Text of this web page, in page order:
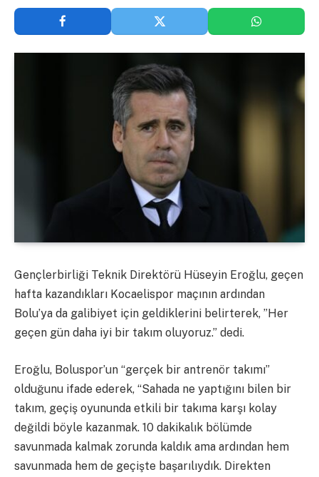
Gençlerbirliği Teknik Direktörü Hüseyin Eroğlu, geçen
hafta kazandıkları Kocaelispor maçının ardından
Bolu’ya da galibiyet için geldiklerini belirterek, ”Her
geçen gün daha iyi bir takım oluyoruz.” dedi.
Eroğlu, Boluspor’un “gerçek bir antrenör takımı”
olduğunu ifade ederek, “Sahada ne yaptığını bilen bir
takım, geçiş oyununda etkili bir takıma karşı kolay
değildi böyle kazanmak. 10 dakikalık bölümde
savunmada kalmak zorunda kaldık ama ardından hem
savunmada hem de geçişte başarılıydık. Direkten